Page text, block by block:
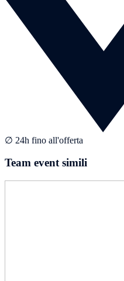
∅ 24h fino all'offerta
Team event simili